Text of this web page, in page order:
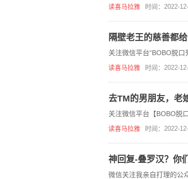
读喜马拉雅 时间：2022-
隔壁老王的慈善都给
关注微信平台“BOBO脱口
读喜马拉雅 时间：2022-
去TM的男朋友，老
关注微信平台【BOBO脱
读喜马拉雅 时间：2022-
神回复-叠罗汉？你
微信关注我亲自打理的公